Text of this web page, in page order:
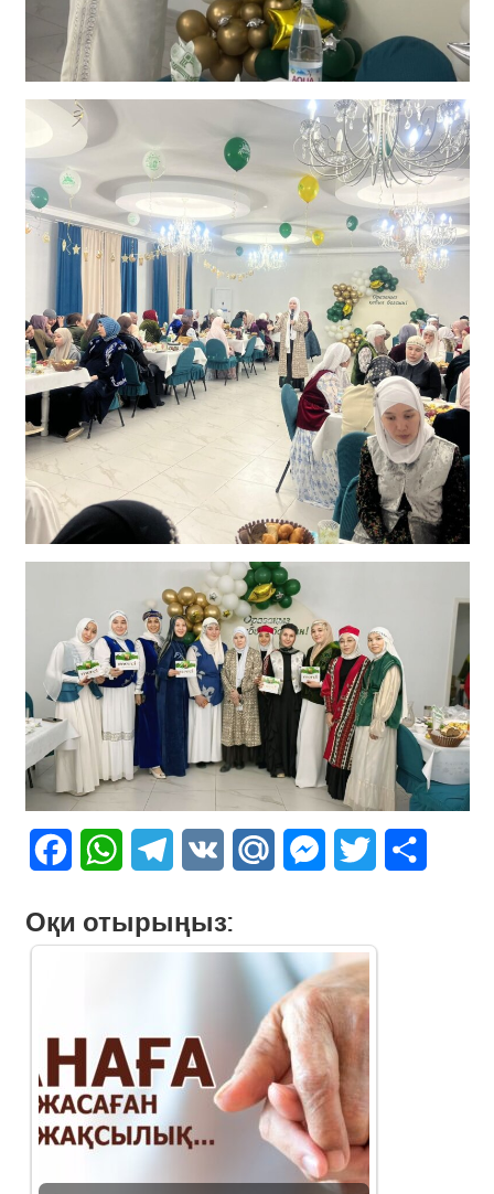
FacebookWhatsAppTelegram
VK Mail.Ru Messenger
Twitter
Оқи отырыңыз: